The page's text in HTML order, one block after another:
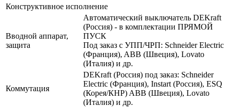
Конструктивное исполнение
Вводной аппарат,
защита
Автоматический выключатель DEKraft
(Россия) - в комплектации ПРЯМОЙ
ПУСК
Под заказ с УПП/ЧРП: Schneider Electric
(Франция), ABB (Швеция), Lovato
(Италия) и др.
Коммутация
DEKraft (Россия) под заказ: Schneider
Electric (Франция), Instart (Россия), ESQ
(Корея/КНР) ABB (Швеция), Lovato
(Италия) и др.